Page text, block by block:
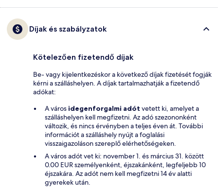
Díjak és szabályzatok
Kötelezően fizetendő díjak
Be- vagy kijelentkezéskor a következő díjak fizetését fogják
kérni a szálláshelyen. A díjak tartalmazhatják a fizetendő
adókat:
A városidegenforgalmi adót vetett ki, amelyet a
szálláshelyen kell megfizetni. Az adó szezononként
változik, és nincs érvényben a teljes éven át. További
információt a szálláshely nyújt a foglalási
visszaigazoláson szereplő elérhetőségeken.
A város adót vet ki: november 1. és március 31. között
0.00 EUR személyenként, éjszakánként, legfeljebb 10
éjszakára. Az adót nem kell megfizetni 14 év alatti
gyerekek után.